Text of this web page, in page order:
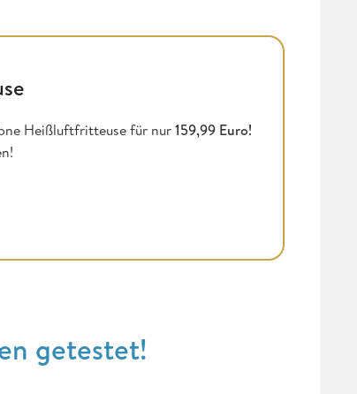
Heißluftfritteuse für nur159,99 Euro!
getestet!